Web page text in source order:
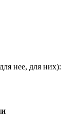
для нее, для них):